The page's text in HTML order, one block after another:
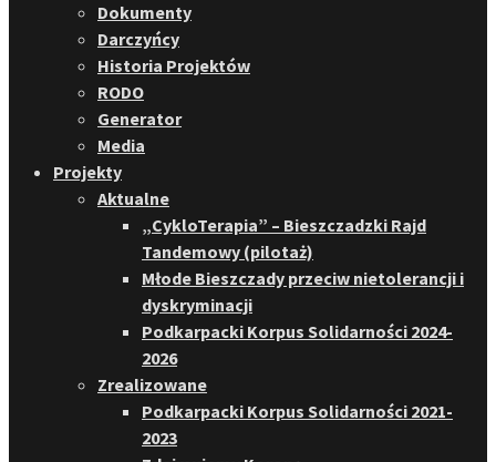
Dokumenty
Darczyńcy
Historia Projektów
RODO
Generator
Media
Projekty
Aktualne
„CykloTerapia” – Bieszczadzki Rajd
Tandemowy (pilotaż)
Młode Bieszczady przeciw nietolerancji i
dyskryminacji
Podkarpacki Korpus Solidarności 2024-
2026
Zrealizowane
Podkarpacki Korpus Solidarności 2021-
2023